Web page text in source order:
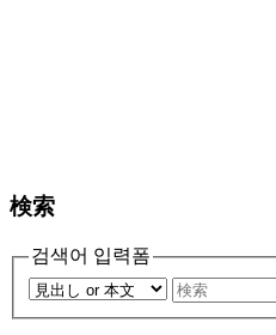
検索
검색어 입력폼